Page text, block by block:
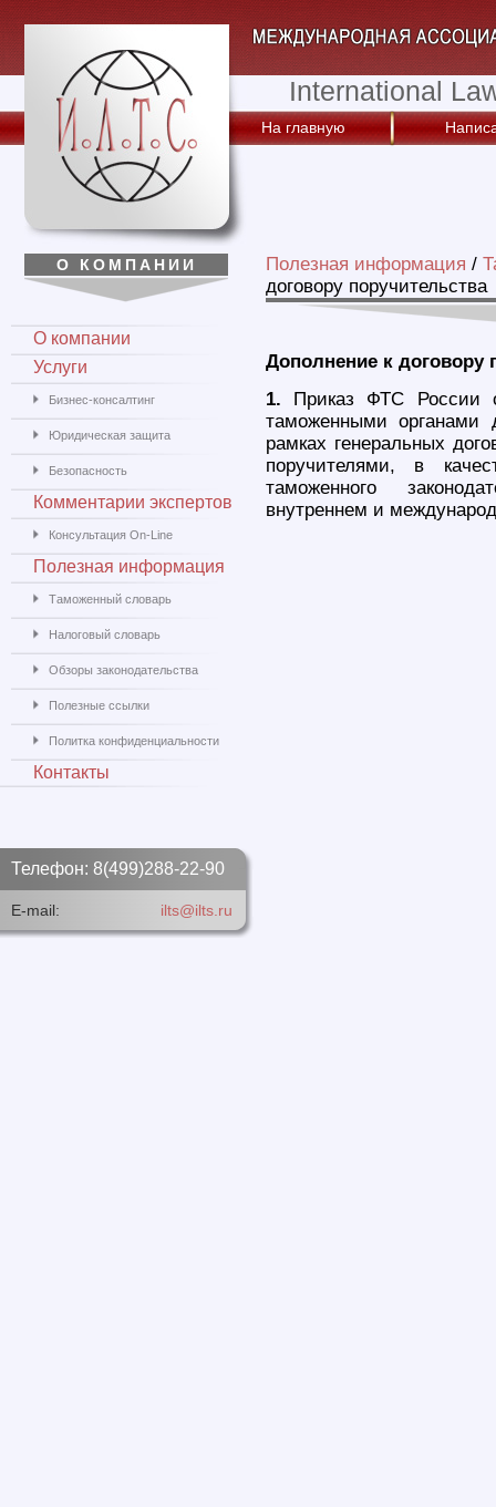
International
На главную
Полезная информация /
договору поручительства
Дополнение к договору
1. Приказ ФТС России
таможенными органами
рамках генеральных
поручителями, в
таможенного
внутреннем и
О КОМПАНИИ
О компании
Услуги
Бизнес-консалтинг
Юридическая защита
Безопасность
Комментарии экспертов
Консультация On-Line
Полезная информация
Таможенный словарь
Налоговый словарь
Обзоры законодательства
Полезные ссылки
Политка конфиденциальности
Контакты
Телефон: 8(499)288-22-90
E-mail: ilts@ilts.ru